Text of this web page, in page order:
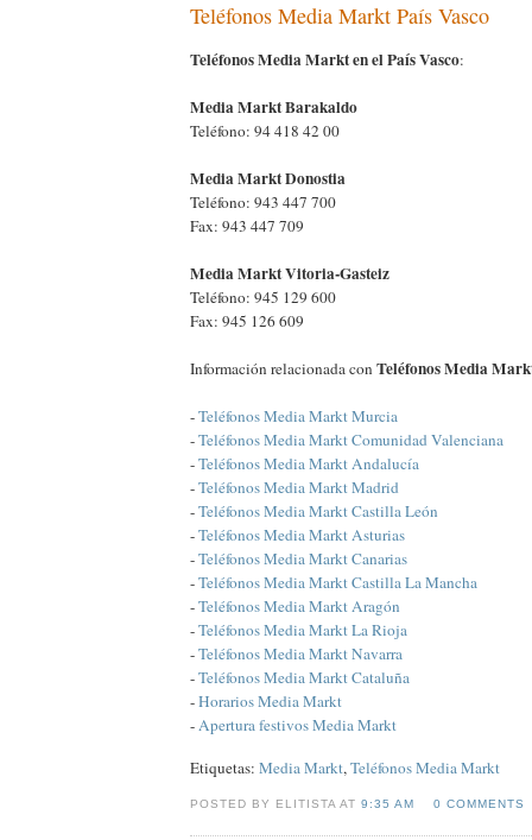
Teléfonos Media Markt País Vasco
Teléfonos Media Markt en el País Vasco:
Media Markt Barakaldo
Teléfono: 94 418 42 00
Media Markt Donostia
Teléfono: 943 447 700
Fax: 943 447 709
Media Markt Vitoria-Gasteiz
Teléfono: 945 129 600
Fax: 945 126 609
Información relacionada con Teléfonos Media
-Teléfonos Media Markt Murcia
-Teléfonos Media Markt Comunidad Valenciana
-Teléfonos Media Markt Andalucía
-Teléfonos Media Markt Madrid
-Teléfonos Media Markt Castilla León
-Teléfonos Media Markt Asturias
-Teléfonos Media Markt Canarias
-Teléfonos Media Markt Castilla La Mancha
-Teléfonos Media Markt Aragón
-Teléfonos Media Markt La Rioja
-Teléfonos Media Markt Navarra
-Teléfonos Media Markt Cataluña
-Horarios Media Markt
-Apertura festivos Media Markt
Etiquetas: Media Markt,Teléfonos Media Markt
POSTED BY ELITISTA AT9:35 AM 0 COMMENTS